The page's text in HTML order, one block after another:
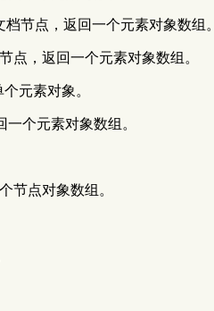
档节点，返回一个元素对象数组。
点，返回一个元素对象数组。
元素对象。
一个元素对象数组。
节点对象数组。